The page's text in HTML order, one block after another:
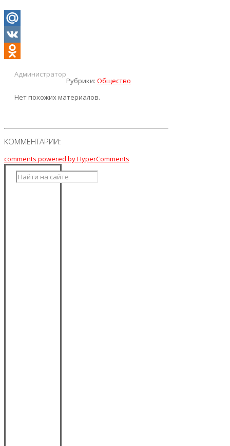
Mail.Ru
VK
Администратор
Рубрики: Общество
Нет похожих материалов.
КОММЕНТАРИИ:
comments powered by HyperComments